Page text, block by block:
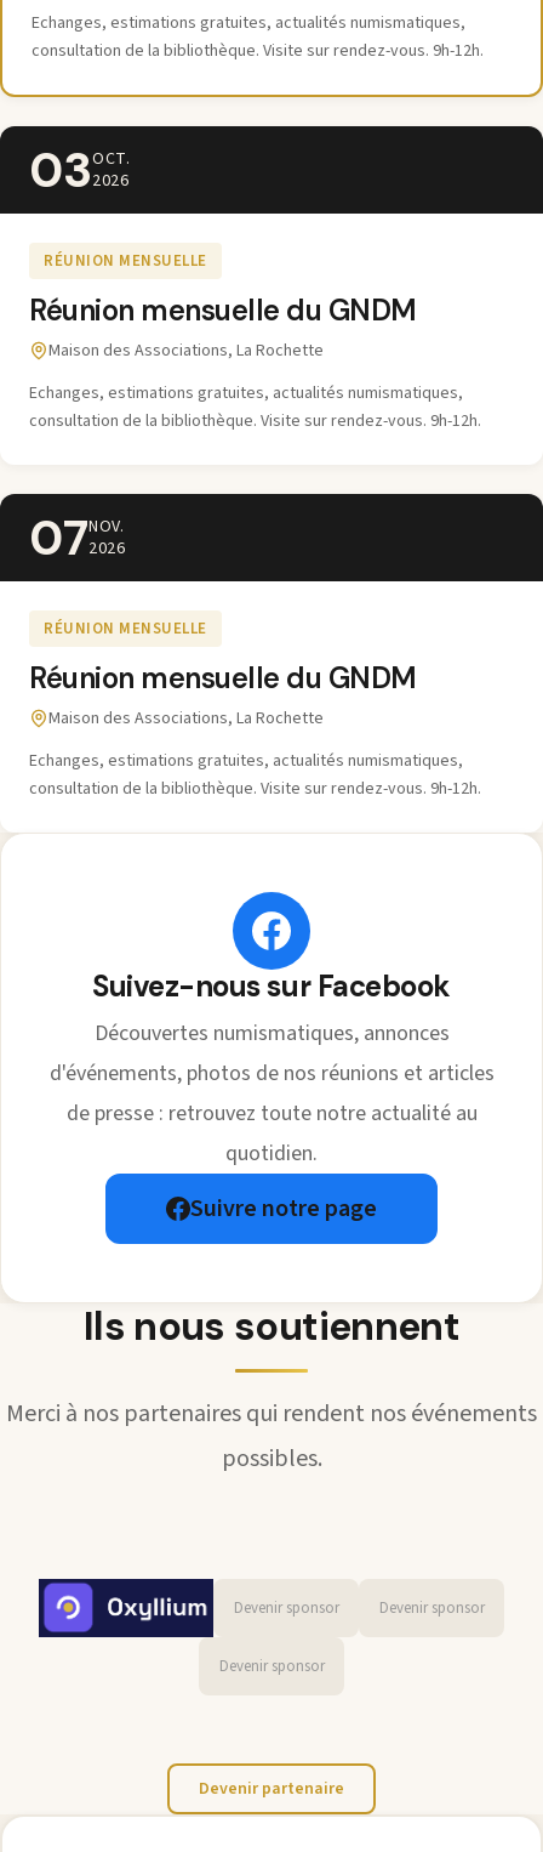
Echanges, estimations gratuites, actualités numismatiques,
consultation de la bibliothèque. Visite sur rendez-vous. 9h-12h.
03OCT.
2026
RÉUNION MENSUELLE
Réunion mensuelle du GNDM
Maison des Associations, La Rochette
Echanges, estimations gratuites, actualités numismatiques,
consultation de la bibliothèque. Visite sur rendez-vous. 9h-12h.
07NOV.
2026
RÉUNION MENSUELLE
Réunion mensuelle du GNDM
Maison des Associations, La Rochette
Echanges, estimations gratuites, actualités numismatiques,
consultation de la bibliothèque. Visite sur rendez-vous. 9h-12h.
Suivez-nous sur Facebook
Découvertes numismatiques, annonces
d'événements, photos de nos réunions et articles
de presse : retrouvez toute notre actualité au
quotidien.
Suivre notre page
Ils nous soutiennent
Merci à nos partenaires qui rendent nos événements
possibles.
Devenir sponsor Devenir sponsor
Devenir sponsor
Devenir partenaire